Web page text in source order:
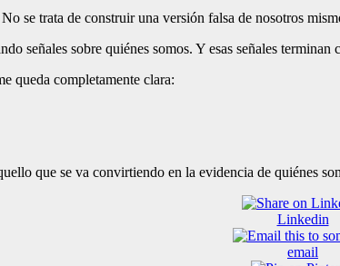
se trata de construir una versión falsa de nosotros
señales sobre quiénes somos. Y esas señales
queda completamente clara:
que se va convirtiendo en la evidencia de quiénes
Linkedin
email